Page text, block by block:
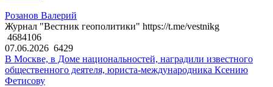
Розанов Валерий
Журнал "Вестник геополитики" https://t.me/vestnikg
4684106
07.06.2026 6429
В Москве, в Доме национальностей, наградили известного
общественного деятеля, юриста-международника Ксению
Фетисову